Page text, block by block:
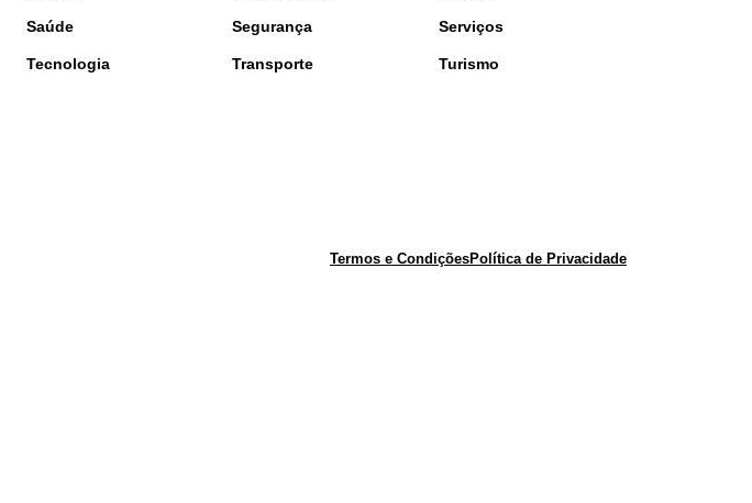
Saúde Segurança Serviços
Tecnologia Transporte Turismo
Termos e CondiçõesPolítica de Privacidade